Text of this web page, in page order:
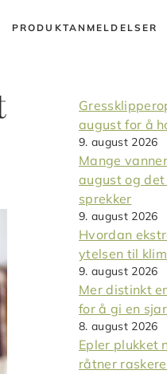
PRODUKTANMELDELSER
august for å
9. august 2026
Mange
august og
sprekker
9. august 2026
Hvordan
ytelsen til
9. august 2026
Mer distinkt
for å gi en
8. august 2026
Epler plukket
råtner